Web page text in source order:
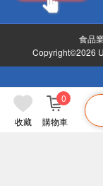
收藏 購物車
0
食品
Copyright©2026